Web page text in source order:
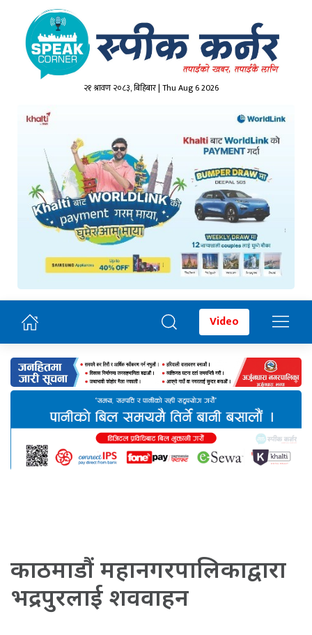
२१ श्रावण २०८३, बिहिबार | Thu Aug 6 2026
Video
काठमाडौं महानगरपालिकाद्वारा
भद्रपुरलाई शववाहन